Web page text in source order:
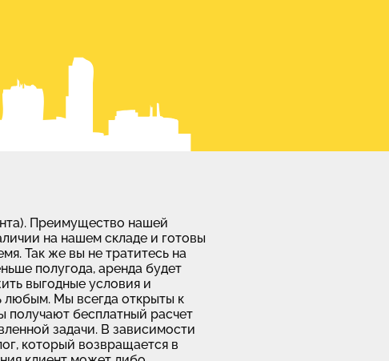
Преимущество нашей
на нашем складе и готовы
Так же вы не тратитесь на
полугода, аренда будет
выгодные условия и
любым. Мы всегда открыты к
получают бесплатный расчет
задачи. В зависимости
который возвращается в